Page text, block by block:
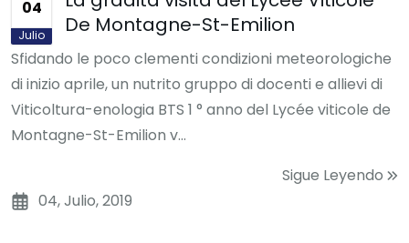
04
Julio
De Montagne-St-Emilion
Sfidando le poco clementi condizioni meteorologiche
di inizio aprile, un nutrito gruppo di docenti e allievi di
Viticoltura-enologia BTS 1 ° anno del Lycée viticole de
Montagne-St-Emilion v...
Sigue Leyendo
04, Julio, 2019